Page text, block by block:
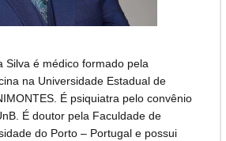
Silva é médico formado pela
na Universidade Estadual de
É psiquiatra pelo convênio
É doutor pela Faculdade de
do Porto – Portugal e possui